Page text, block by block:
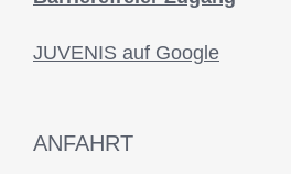
JUVENIS auf Google
ANFAHRT